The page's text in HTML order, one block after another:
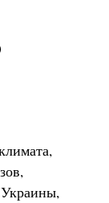
Украины,